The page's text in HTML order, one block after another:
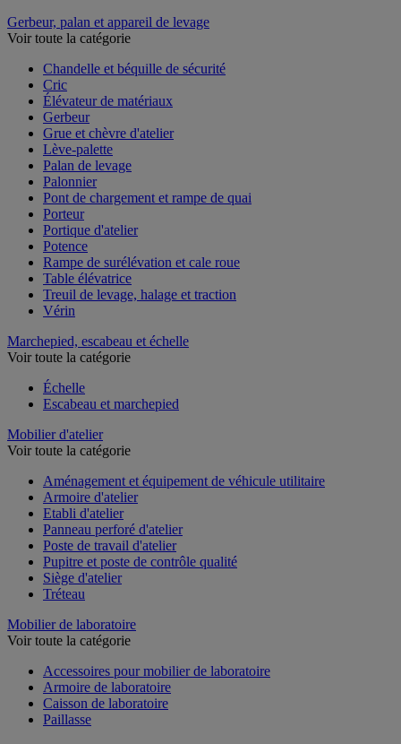
Gerbeur, palan et appareil de levage
Voir toute la catégorie
Chandelle et béquille de sécurité
Cric
Élévateur de matériaux
Gerbeur
Grue et chèvre d'atelier
Lève-palette
Palan de levage
Palonnier
Pont de chargement et rampe de quai
Porteur
Portique d'atelier
Potence
Rampe de surélévation et cale roue
Table élévatrice
Treuil de levage, halage et traction
Vérin
Marchepied, escabeau et échelle
Voir toute la catégorie
Échelle
Escabeau et marchepied
Mobilier d'atelier
Voir toute la catégorie
Aménagement et équipement de véhicule utilitaire
Armoire d'atelier
Etabli d'atelier
Panneau perforé d'atelier
Poste de travail d'atelier
Pupitre et poste de contrôle qualité
Siège d'atelier
Tréteau
Mobilier de laboratoire
Voir toute la catégorie
Accessoires pour mobilier de laboratoire
Armoire de laboratoire
Caisson de laboratoire
Paillasse